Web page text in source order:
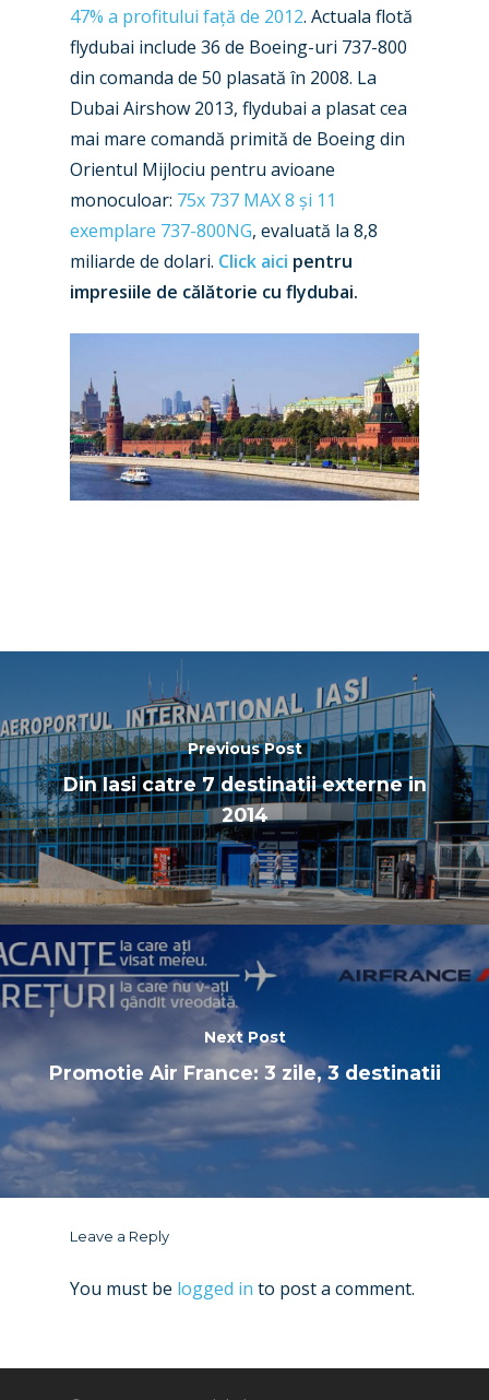
47% a profitului față de 2012. Actuala flotă
flydubai include 36 de Boeing-uri 737-800
din comanda de 50 plasată în 2008. La
Dubai Airshow 2013, flydubai a plasat cea
mai mare comandă primită de Boeing din
Orientul Mijlociu pentru avioane
monoculoar: 75x 737 MAX 8 și 11
exemplare 737-800NG, evaluată la 8,8
miliarde de dolari. Click aici pentru
impresiile de călătorie cu flydubai.
Previous Post
Din Iasi catre 7 destinatii externe in
2014
Next Post
Promotie Air France: 3 zile, 3 destinatii
Leave a Reply
You must be logged in to post a comment.
Paris 2025
Farnborough 2024
Paris 2023
Farnborough 2022
Dubai 2019
Paris 2019
Military
Trip Reports
Marketplace
Jobs
Contact